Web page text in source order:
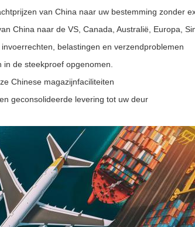
van China naar uw bestemming zonder
China naar de VS, Canada, Australië, Europa,
belastingen en verzendproblemen
de steekproef opgenomen.
Chinese magazijnfaciliteiten
geconsolideerde levering tot uw deur